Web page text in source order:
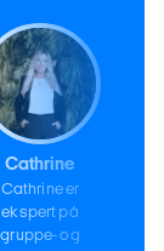
Cathrine
Cathrine er
ekspert på
gruppe- og